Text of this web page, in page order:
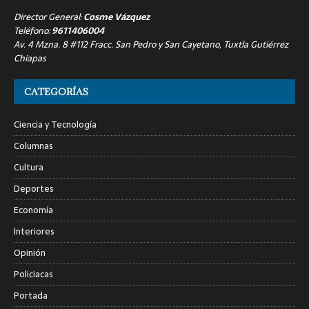
Director General:Cosme Vázquez
Teléfono:9611406004
Av. 4 Mzna. 8 #112 Fracc. San Pedro y San Cayetano, Tuxtla Gutiérrez
Chiapas
CATEGORÍAS
Ciencia y Tecnología
Columnas
Cultura
Deportes
Economía
Interiores
Opinión
Policiacas
Portada